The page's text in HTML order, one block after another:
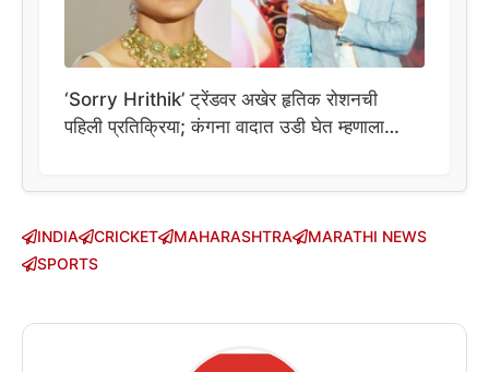
‘Sorry Hrithik’ ट्रेंडवर अखेर हृतिक रोशनची
पहिली प्रतिक्रिया; कंगना वादात उडी घेत म्हणाला…
INDIA CRICKET MAHARASHTRA
MARATHI NEWS
SPORTS